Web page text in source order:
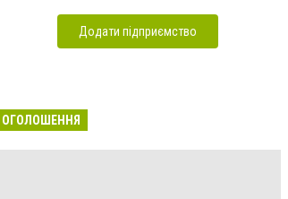
Додати підприємство
ОГОЛОШЕННЯ